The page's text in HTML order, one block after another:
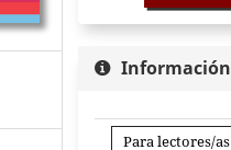
Información
Para lectores/as